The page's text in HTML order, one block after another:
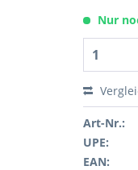
Nur
Art-Nr.:
UPE:
EAN: